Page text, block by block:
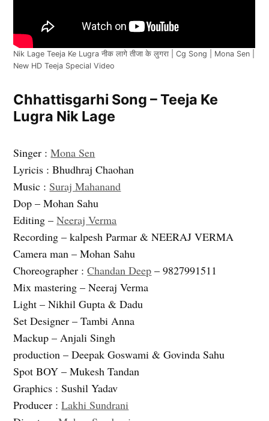
Nik Lage Teeja Ke Lugra नीक लागे तीजा के लुगरा | Cg Song | Mona Sen |
New HD Teeja Special Video
Chhattisgarhi Song – Teeja Ke
Lugra Nik Lage
Singer :Mona Sen
Lyricis : Bhudhraj Chaohan
Music :Suraj Mahanand
Dop – Mohan Sahu
Editing –Neeraj Verma
Recording – kalpesh Parmar & NEERAJ VERMA
Camera man – Mohan Sahu
Choreographer :Chandan Deep – 9827991511
Mix mastering – Neeraj Verma
Light – Nikhil Gupta & Dadu
Set Designer – Tambi Anna
Mackup – Anjali Singh
production – Deepak Goswami & Govinda Sahu
Spot BOY – Mukesh Tandan
Graphics : Sushil Yadav
Producer :Lakhi Sundrani